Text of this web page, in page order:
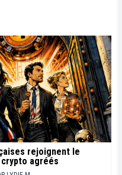
rejoignent le
agréés